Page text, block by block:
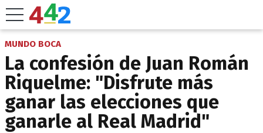
MUNDO BOCA
La confesión de Juan Román
Riquelme: "Disfrute más
ganar las elecciones que
ganarle al Real Madrid"